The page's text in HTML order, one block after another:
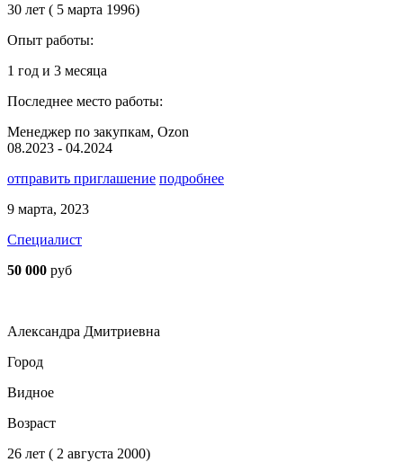
30 лет ( 5 марта 1996)
Опыт работы:
1 год и 3 месяца
Последнее место работы:
Менеджер по закупкам, Ozon
08.2023 - 04.2024
отправить приглашение подробнее
9 марта, 2023
Специалист
50 000 руб
Александра Дмитриевна
Город
Видное
Возраст
26 лет ( 2 августа 2000)